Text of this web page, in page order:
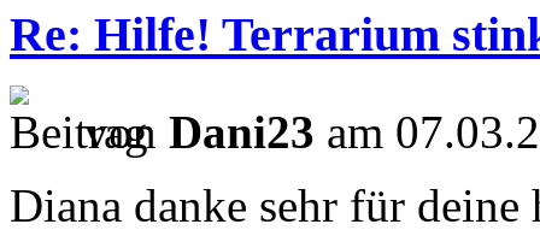
Re: Hilfe! Terrarium
von Dani23 am
Diana danke sehr für